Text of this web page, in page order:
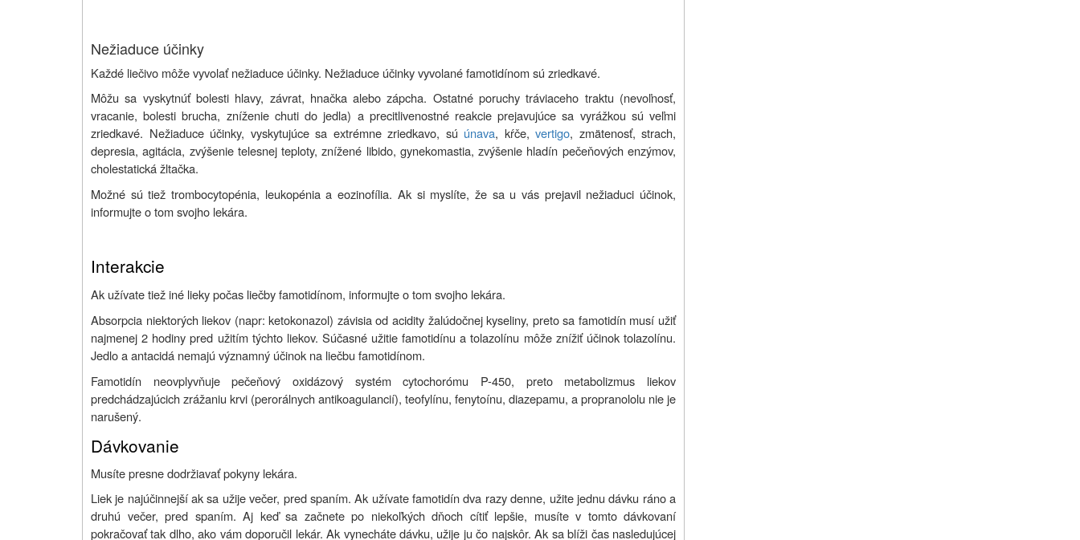
Nežiaduce účinky
Každé liečivo môže vyvolať nežiaduce účinky. Nežiaduce účinky vyvolané famotidínom sú zriedkavé.
Môžu sa vyskytnúť bolesti hlavy, závrat, hnačka alebo zápcha. Ostatné poruchy tráviaceho traktu (nevoľnosť,
vracanie, bolesti brucha, zníženie chuti do jedla) a precitlivenostné reakcie prejavujúce sa vyrážkou sú veľmi
zriedkavé. Nežiaduce účinky, vyskytujúce sa extrémne zriedkavo, sú únava, kŕče, vertigo, zmätenosť, strach,
depresia, agitácia, zvýšenie telesnej teploty, znížené libido, gynekomastia, zvýšenie hladín pečeňových enzýmov,
cholestatická žltačka.
Možné sú tiež trombocytopénia, leukopénia a eozinofília. Ak si myslíte, že sa u vás prejavil nežiaduci účinok,
informujte o tom svojho lekára.
Interakcie
Ak užívate tiež iné lieky počas liečby famotidínom, informujte o tom svojho lekára.
Absorpcia niektorých liekov (napr: ketokonazol) závisia od acidity žalúdočnej kyseliny, preto sa famotidín musí užiť
najmenej 2 hodiny pred užitím týchto liekov. Súčasné užitie famotidínu a tolazolínu môže znížiť účinok tolazolínu.
Jedlo a antacidá nemajú významný účinok na liečbu famotidínom.
Famotidín neovplyvňuje pečeňový oxidázový systém cytochorómu P-450, preto metabolizmus liekov
predchádzajúcich zrážaniu krvi (perorálnych antikoagulancií), teofylínu, fenytoínu, diazepamu, a propranololu nie je
narušený.
Dávkovanie
Musíte presne dodržiavať pokyny lekára.
Liek je najúčinnejší ak sa užije večer, pred spaním. Ak užívate famotidín dva razy denne, užite jednu dávku ráno a
druhú večer, pred spaním. Aj keď sa začnete po niekoľkých dňoch cítiť lepšie, musíte v tomto dávkovaní
pokračovať tak dlho, ako vám doporučil lekár. Ak vynecháte dávku, užije ju čo najskôr. Ak sa blíži čas nasledujúcej